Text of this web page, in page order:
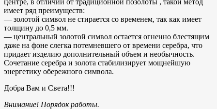
имеет ряд преимуществ:
— золотой символ не стирается со временем, так как имеет
толщину до 0,5 мм.
— центральный золотой символ остается огненно блестящим
даже на фоне слегка потемневшего от времени серебра, что
придает изделию дополнительный объем и необычность.
Сочетание серебра и золота стабилизирует мощнейшую
энергетику обережного символа.
Добра Вам и Света!!!
Внимание! Порядок работы.